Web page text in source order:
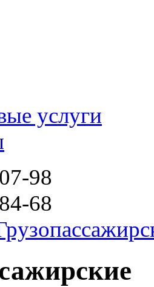
услуги
98
68